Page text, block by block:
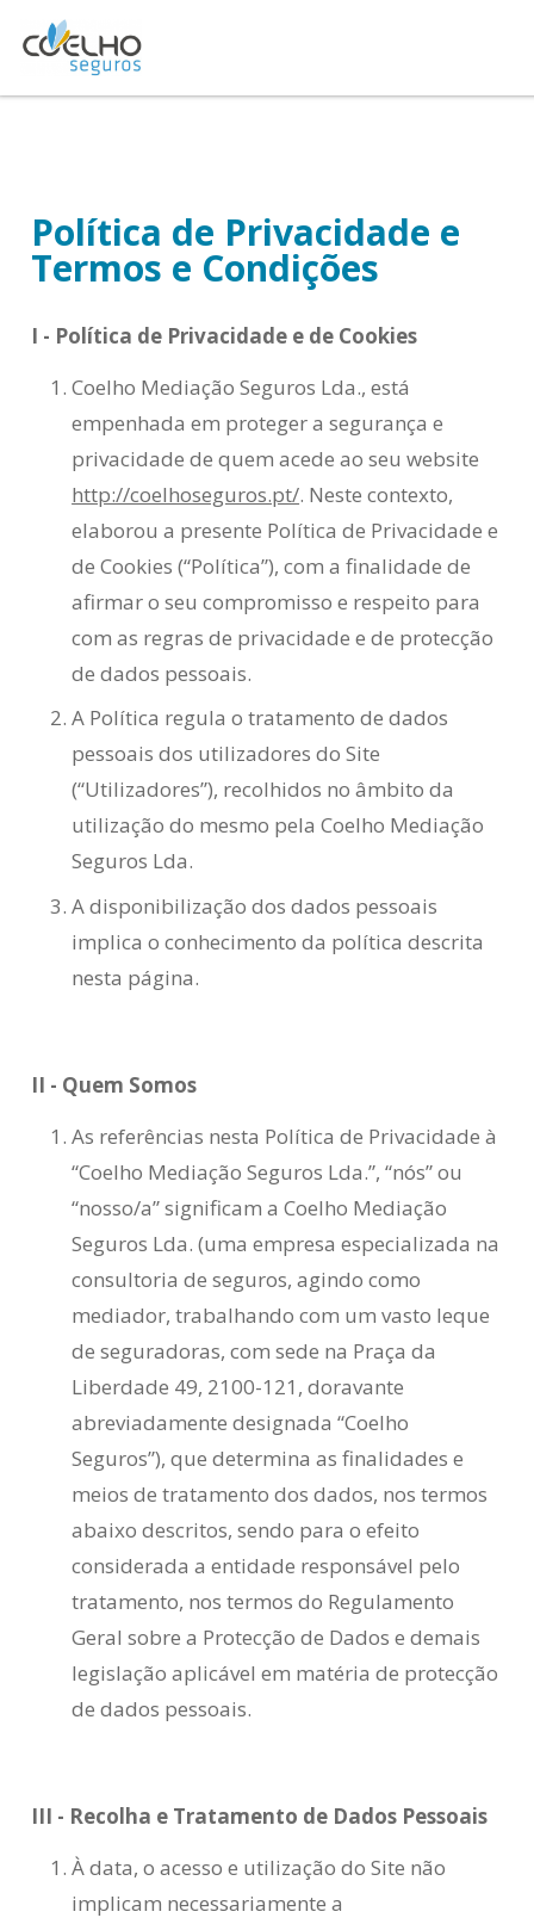
para
conteúdo
principal
Logo
Política de Privacidade e
Termos e Condições
I - Política de Privacidade e de Cookies
Coelho Mediação Seguros Lda., está
empenhada em proteger a segurança e
privacidade de quem acede ao seu website
http://coelhoseguros.pt/. Neste contexto,
elaborou a presente Política de Privacidade e
de Cookies (“Política”), com a finalidade de
afirmar o seu compromisso e respeito para
com as regras de privacidade e de protecção
de dados pessoais.
A Política regula o tratamento de dados
pessoais dos utilizadores do Site
(“Utilizadores”), recolhidos no âmbito da
utilização do mesmo pela Coelho Mediação
Seguros Lda.
A disponibilização dos dados pessoais
implica o conhecimento da política descrita
nesta página.
II - Quem Somos
As referências nesta Política de Privacidade à
“Coelho Mediação Seguros Lda.”, “nós” ou
“nosso/a” significam a Coelho Mediação
Seguros Lda. (uma empresa especializada na
consultoria de seguros, agindo como
mediador, trabalhando com um vasto leque
de seguradoras, com sede na Praça da
Liberdade 49, 2100-121, doravante
abreviadamente designada “Coelho
Seguros”), que determina as finalidades e
meios de tratamento dos dados, nos termos
abaixo descritos, sendo para o efeito
considerada a entidade responsável pelo
tratamento, nos termos do Regulamento
Geral sobre a Protecção de Dados e demais
legislação aplicável em matéria de protecção
de dados pessoais.
III - Recolha e Tratamento de Dados Pessoais
À data, o acesso e utilização do Site não
implicam necessariamente a